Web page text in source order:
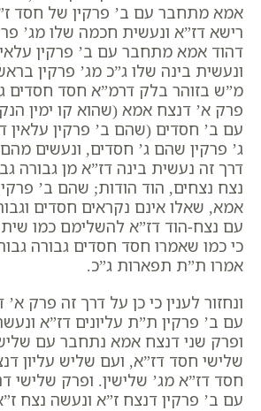
אמא מתחבר עם ב’ פרקין של חסד
רישא דז”א ונעשית חכמה שלו מג’
דהוד אמא מתחבר עם ב’ פרקין
ונעשית בינה שלו ג”כ מג’ פרקין
מ”ש בזוהר בלק דרמ”א חסד חסדים
פרק א’ דנצח אמא (שהוא קו ימין
עם ב’ חסדים (שהם ב’ פרקין עלאין
ג’ פרקין שהם ג’ חסדים, ונעשים
דרך זה נעשית בינה דז”א מן גבורה
נצח נצחים, הוד הודות; שהם ב’
אמא, שאלו אינם נקראים חסדים
עם נצח-הוד דז”א להשלימם כמו
כי כמו שאמרו חסד חסדים גבורה
אמרו ת”ת תפארות ג”כ.
ונחזור לענין כי כן על דרך זה פרק
עם ב’ פרקין ת”ת עליונים דז”א
ופרק שני דנצח אמא נתחבר עם
שלישי חסד דז”א, ועם שליש עליון
חסד דז”א מג’ שלישין. ופרק שלישי
עם ב’ פרקין דנצח ז”א ונעשה נצח